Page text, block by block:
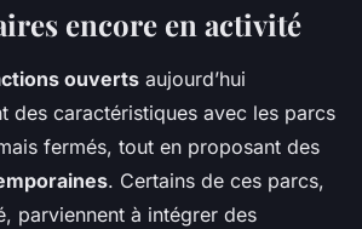
encore en activité
ouverts aujourd’hui
des caractéristiques avec les parcs
fermés, tout en proposant des
. Certains de ces parcs,
parviennent à intégrer des